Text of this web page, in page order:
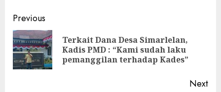
Continue
Reading
Previous
Terkait Dana Desa Simarlelan,
Kadis PMD : “Kami sudah laku
pemanggilan terhadap Kades”
Next